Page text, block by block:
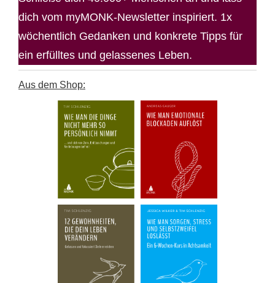
dich vom myMONK-Newsletter inspiriert. 1x
wöchentlich Gedanken und konkrete Tipps für
ein erfülltes und gelassenes Leben.
Aus dem Shop: